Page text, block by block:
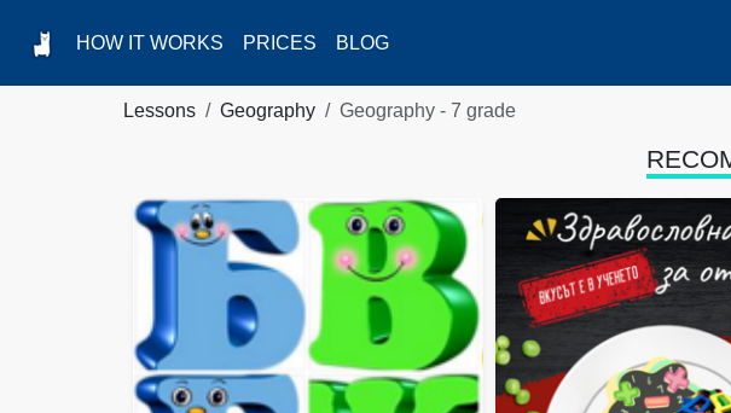
HOW IT WORKS PRICES BLOG
Lessons Geography Geography - 7 grade